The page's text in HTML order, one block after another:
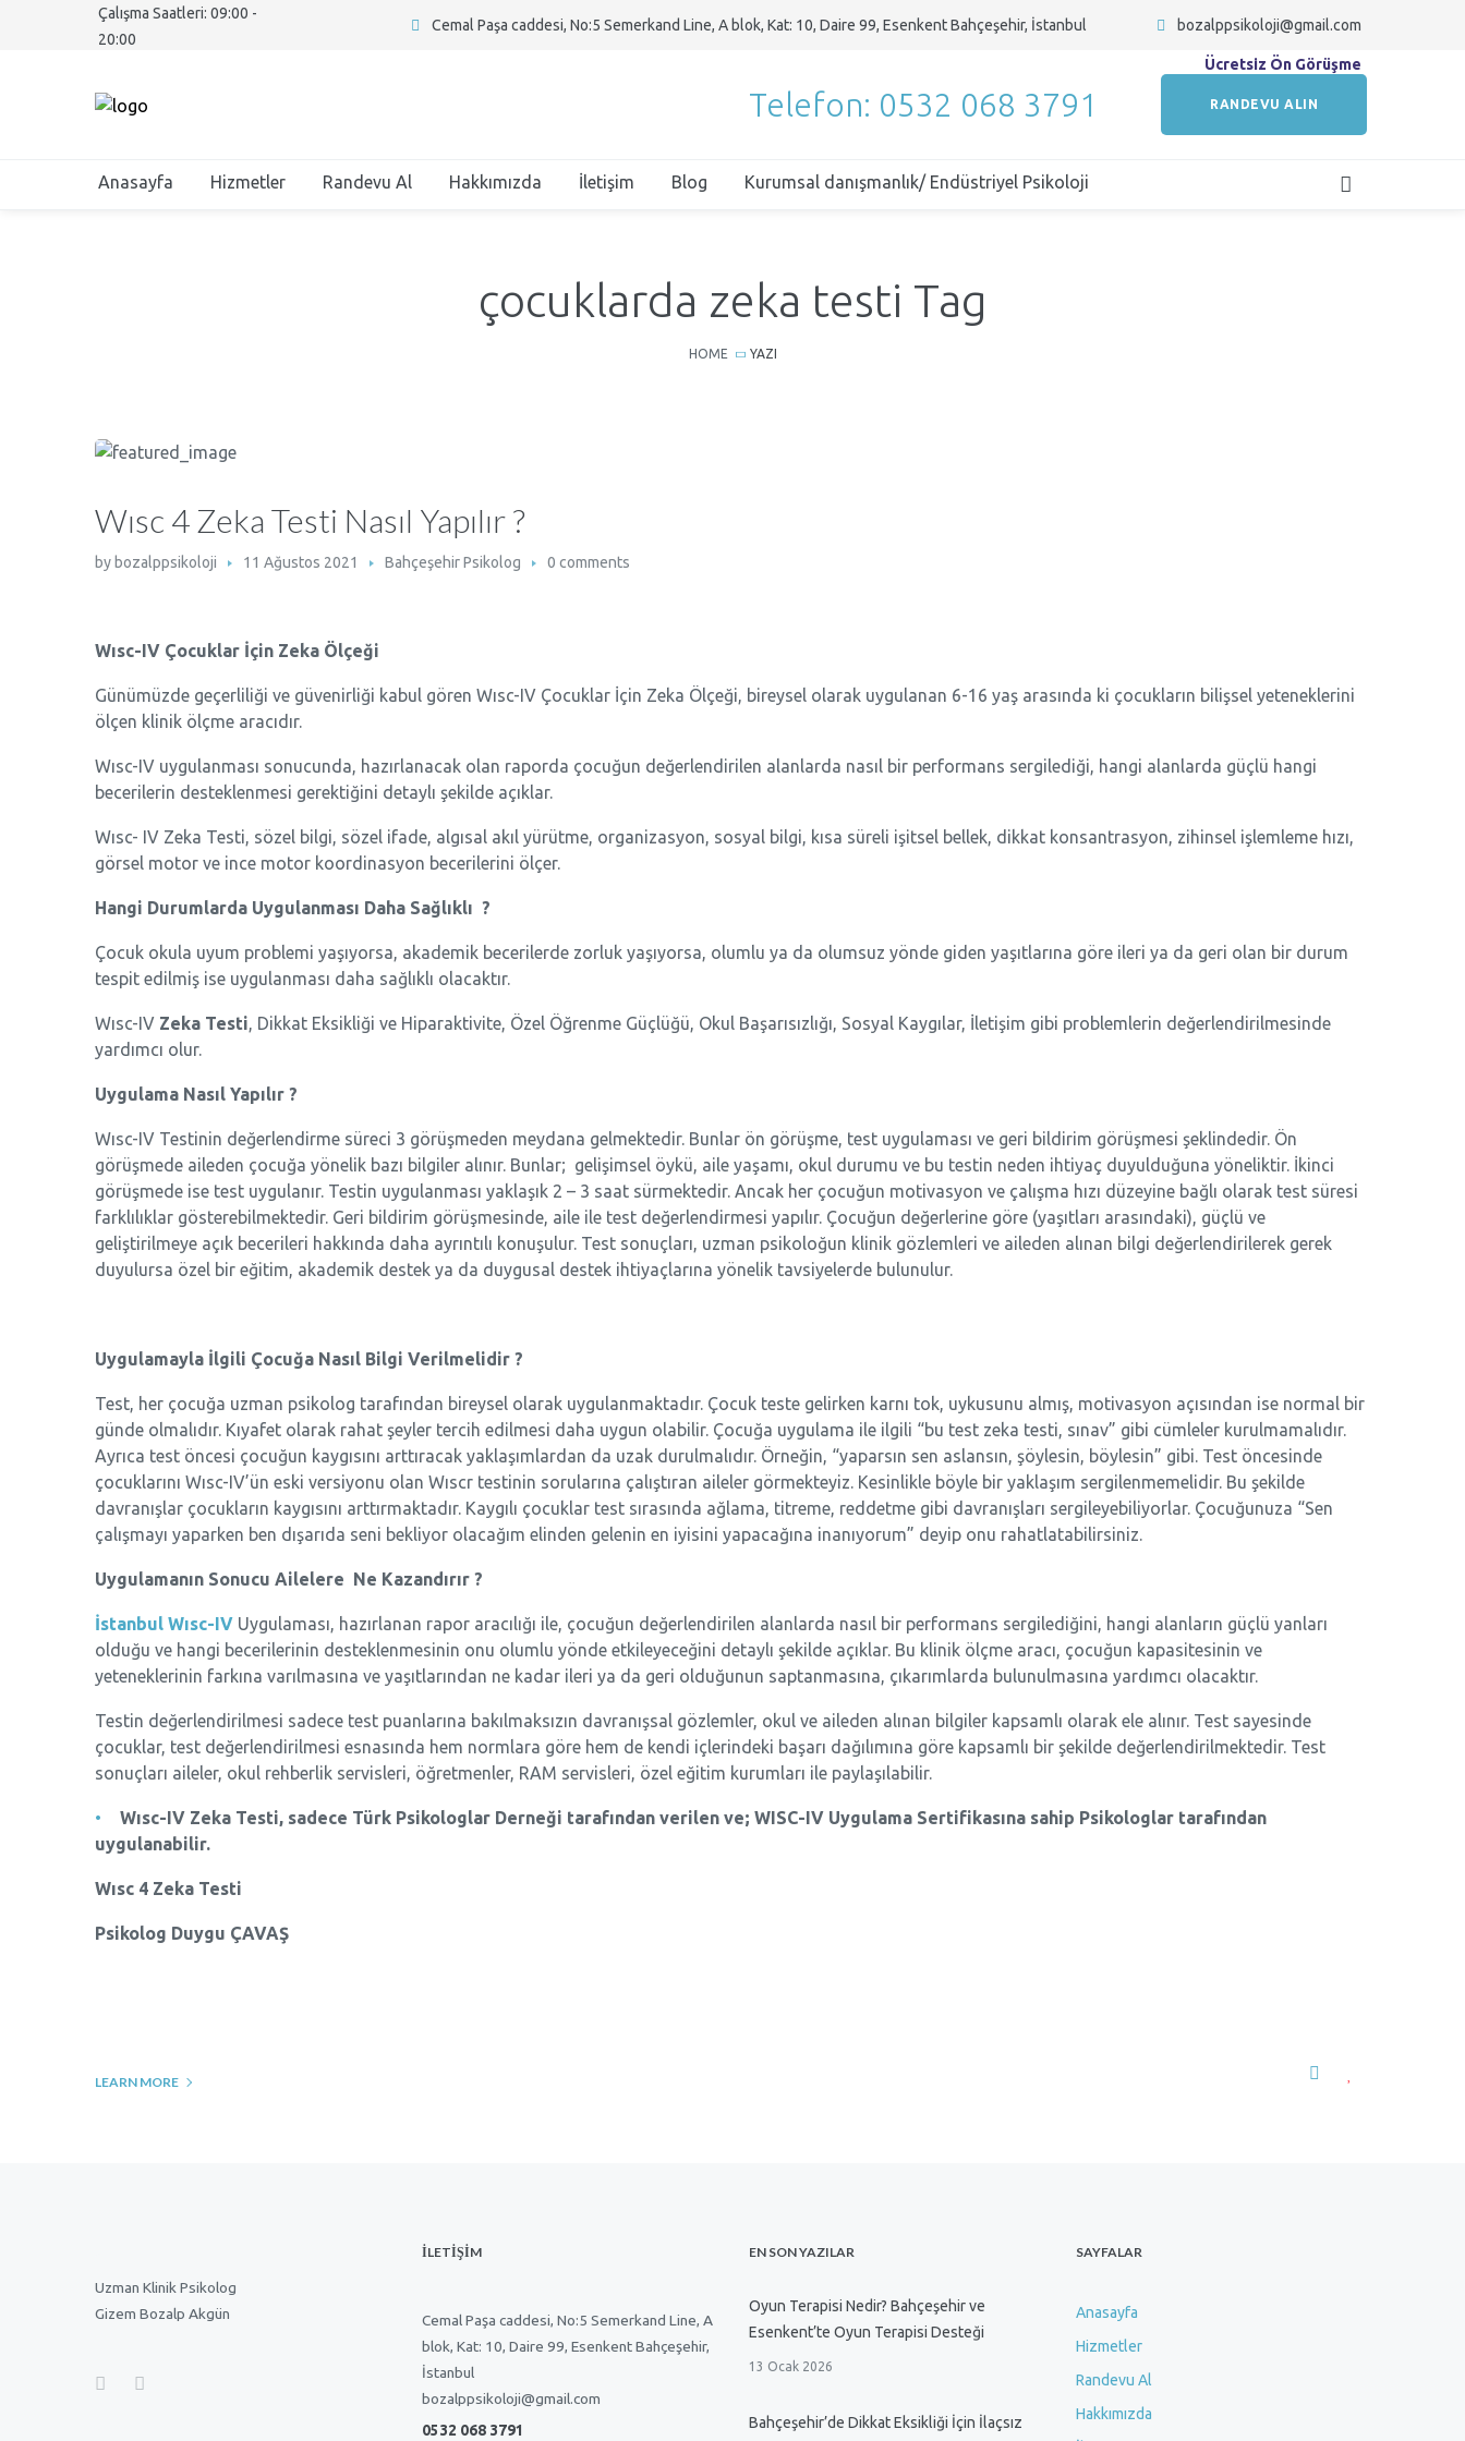
Çalışma Saatleri: 09:00 -
20:00
Cemal Paşa caddesi, No:5 Semerkand Line, A blok, Kat: 10, Daire 99, Esenkent Bahçeşehir, İstanbul bozalppsikoloji@gmail.com
Ücretsiz Ön Görüşme
Telefon: 0532 068 3791 RANDEVU ALIN
Anasayfa Hizmetler Randevu Al Hakkımızda İletişim Blog Kurumsal danışmanlık/ Endüstriyel Psikoloji
çocuklarda zeka testi Tag
HOME YAZI
Wısc 4 Zeka Testi Nasıl Yapılır ?
by bozalppsikoloji 11 Ağustos 2021 Bahçeşehir Psikolog 0 comments
Wısc-IV Çocuklar İçin Zeka Ölçeği
Günümüzde geçerliliği ve güvenirliği kabul gören Wısc-IV Çocuklar İçin Zeka Ölçeği, bireysel olarak uygulanan 6-16 yaş arasında ki çocukların bilişsel yeteneklerini
ölçen klinik ölçme aracıdır.
Wısc-IV uygulanması sonucunda, hazırlanacak olan raporda çocuğun değerlendirilen alanlarda nasıl bir performans sergilediği, hangi alanlarda güçlü hangi
becerilerin desteklenmesi gerektiğini detaylı şekilde açıklar.
Wısc- IV Zeka Testi, sözel bilgi, sözel ifade, algısal akıl yürütme, organizasyon, sosyal bilgi, kısa süreli işitsel bellek, dikkat konsantrasyon, zihinsel işlemleme hızı,
görsel motor ve ince motor koordinasyon becerilerini ölçer.
Hangi Durumlarda Uygulanması Daha Sağlıklı ?
Çocuk okula uyum problemi yaşıyorsa, akademik becerilerde zorluk yaşıyorsa, olumlu ya da olumsuz yönde giden yaşıtlarına göre ileri ya da geri olan bir durum
tespit edilmiş ise uygulanması daha sağlıklı olacaktır.
Wısc-IV Zeka Testi, Dikkat Eksikliği ve Hiparaktivite, Özel Öğrenme Güçlüğü, Okul Başarısızlığı, Sosyal Kaygılar, İletişim gibi problemlerin değerlendirilmesinde
yardımcı olur.
Uygulama Nasıl Yapılır ?
Wısc-IV Testinin değerlendirme süreci 3 görüşmeden meydana gelmektedir. Bunlar ön görüşme, test uygulaması ve geri bildirim görüşmesi şeklindedir. Ön
görüşmede aileden çocuğa yönelik bazı bilgiler alınır. Bunlar; gelişimsel öykü, aile yaşamı, okul durumu ve bu testin neden ihtiyaç duyulduğuna yöneliktir. İkinci
görüşmede ise test uygulanır. Testin uygulanması yaklaşık 2 – 3 saat sürmektedir. Ancak her çocuğun motivasyon ve çalışma hızı düzeyine bağlı olarak test süresi
farklılıklar gösterebilmektedir. Geri bildirim görüşmesinde, aile ile test değerlendirmesi yapılır. Çocuğun değerlerine göre (yaşıtları arasındaki), güçlü ve
geliştirilmeye açık becerileri hakkında daha ayrıntılı konuşulur. Test sonuçları, uzman psikoloğun klinik gözlemleri ve aileden alınan bilgi değerlendirilerek gerek
duyulursa özel bir eğitim, akademik destek ya da duygusal destek ihtiyaçlarına yönelik tavsiyelerde bulunulur.
Uygulamayla İlgili Çocuğa Nasıl Bilgi Verilmelidir ?
Test, her çocuğa uzman psikolog tarafından bireysel olarak uygulanmaktadır. Çocuk teste gelirken karnı tok, uykusunu almış, motivasyon açısından ise normal bir
günde olmalıdır. Kıyafet olarak rahat şeyler tercih edilmesi daha uygun olabilir. Çocuğa uygulama ile ilgili “bu test zeka testi, sınav” gibi cümleler kurulmamalıdır.
Ayrıca test öncesi çocuğun kaygısını arttıracak yaklaşımlardan da uzak durulmalıdır. Örneğin, “yaparsın sen aslansın, şöylesin, böylesin” gibi. Test öncesinde
çocuklarını Wısc-IV’ün eski versiyonu olan Wıscr testinin sorularına çalıştıran aileler görmekteyiz. Kesinlikle böyle bir yaklaşım sergilenmemelidir. Bu şekilde
davranışlar çocukların kaygısını arttırmaktadır. Kaygılı çocuklar test sırasında ağlama, titreme, reddetme gibi davranışları sergileyebiliyorlar. Çocuğunuza “Sen
çalışmayı yaparken ben dışarıda seni bekliyor olacağım elinden gelenin en iyisini yapacağına inanıyorum” deyip onu rahatlatabilirsiniz.
Uygulamanın Sonucu Ailelere Ne Kazandırır ?
İstanbul Wısc-IV Uygulaması, hazırlanan rapor aracılığı ile, çocuğun değerlendirilen alanlarda nasıl bir performans sergilediğini, hangi alanların güçlü yanları
olduğu ve hangi becerilerinin desteklenmesinin onu olumlu yönde etkileyeceğini detaylı şekilde açıklar. Bu klinik ölçme aracı, çocuğun kapasitesinin ve
yeteneklerinin farkına varılmasına ve yaşıtlarından ne kadar ileri ya da geri olduğunun saptanmasına, çıkarımlarda bulunulmasına yardımcı olacaktır.
Testin değerlendirilmesi sadece test puanlarına bakılmaksızın davranışsal gözlemler, okul ve aileden alınan bilgiler kapsamlı olarak ele alınır. Test sayesinde
çocuklar, test değerlendirilmesi esnasında hem normlara göre hem de kendi içlerindeki başarı dağılımına göre kapsamlı bir şekilde değerlendirilmektedir. Test
sonuçları aileler, okul rehberlik servisleri, öğretmenler, RAM servisleri, özel eğitim kurumları ile paylaşılabilir.
Wısc-IV Zeka Testi, sadece Türk Psikologlar Derneği tarafından verilen ve; WISC-IV Uygulama Sertifikasına sahip Psikologlar tarafından
uygulanabilir.
Wısc 4 Zeka Testi
Psikolog Duygu ÇAVAŞ
LEARN MORE
Uzman Klinik Psikolog
Gizem Bozalp Akgün
İLETİŞİM
Cemal Paşa caddesi, No:5 Semerkand Line, A
blok, Kat: 10, Daire 99, Esenkent Bahçeşehir,
İstanbul
bozalppsikoloji@gmail.com
0532 068 3791
EN SON YAZILAR
Oyun Terapisi Nedir? Bahçeşehir ve
Esenkent’te Oyun Terapisi Desteği
13 Ocak 2026
Bahçeşehir’de Dikkat Eksikliği İçin İlaçsız
SAYFALAR
Anasayfa
Hizmetler
Randevu Al
Hakkımızda